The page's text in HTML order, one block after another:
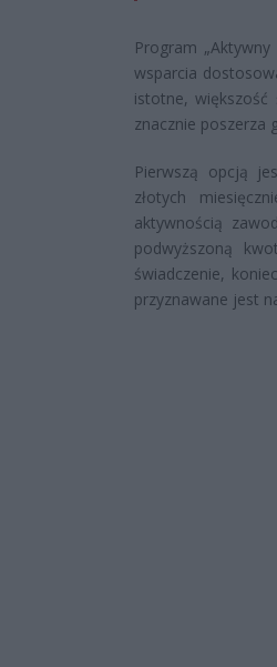
Program
wsparcia
istotne,
znacznie poszerza
Pierwszą opcją
złotych
aktywnością
podwyższoną
świadczenie,
przyznawane jest